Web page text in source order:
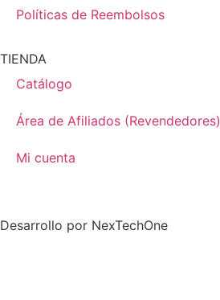
Políticas de Reembolsos
TIENDA
Catálogo
Área de Afiliados (Revendedores)
Mi cuenta
Desarrollo por NexTechOne